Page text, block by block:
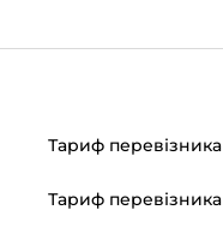
Тариф перевізника
Тариф перевізника